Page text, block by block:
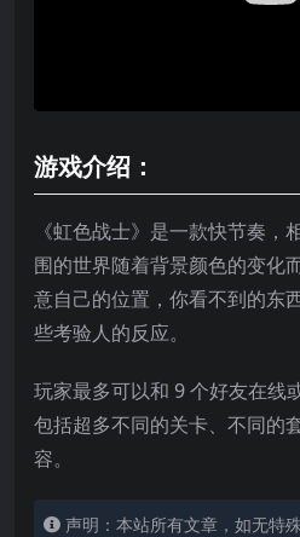
游戏介绍：
《虹色战士》是一款快节奏，
围的世界随着背景颜色的变化
意自己的位置，你看不到的东
些考验人的反应。
玩家最多可以和 9 个好友在线
包括超多不同的关卡、不同的
容。
声明：本站所有文章，如无特